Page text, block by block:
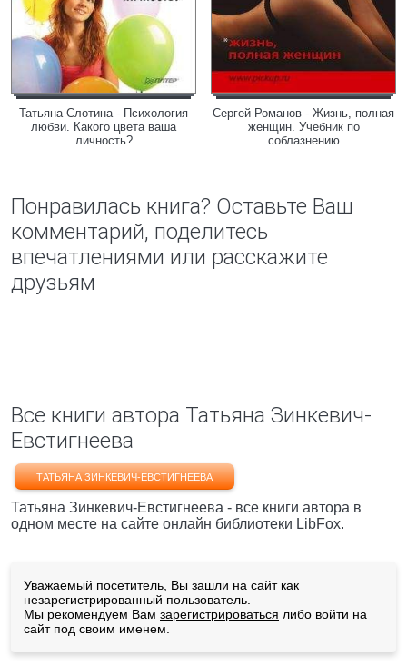
Татьяна Слотина - Психология
любви. Какого цвета ваша
личность?
Сергей Романов - Жизнь, полная
женщин. Учебник по
соблазнению
Понравилась книга? Оставьте Ваш
комментарий, поделитесь
впечатлениями или расскажите
друзьям
Все книги автора Татьяна Зинкевич-
Евстигнеева
ТАТЬЯНА ЗИНКЕВИЧ-ЕВСТИГНЕЕВА
Татьяна Зинкевич-Евстигнеева - все книги автора в
одном месте на сайте онлайн библиотеки LibFox.
Уважаемый посетитель, Вы зашли на сайт как
незарегистрированный пользователь.
Мы рекомендуем Вам зарегистрироваться либо войти на
сайт под своим именем.